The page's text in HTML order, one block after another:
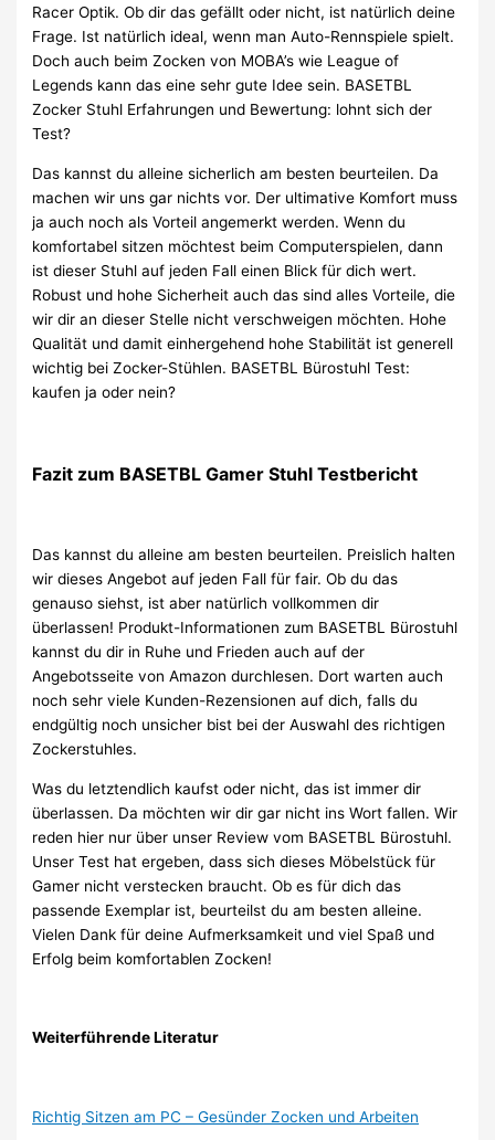
Racer Optik. Ob dir das gefällt oder nicht, ist natürlich deine
Frage. Ist natürlich ideal, wenn man Auto-Rennspiele spielt.
Doch auch beim Zocken von MOBA’s wie League of
Legends kann das eine sehr gute Idee sein. BASETBL
Zocker Stuhl Erfahrungen und Bewertung: lohnt sich der
Test?
Das kannst du alleine sicherlich am besten beurteilen. Da
machen wir uns gar nichts vor. Der ultimative Komfort muss
ja auch noch als Vorteil angemerkt werden. Wenn du
komfortabel sitzen möchtest beim Computerspielen, dann
ist dieser Stuhl auf jeden Fall einen Blick für dich wert.
Robust und hohe Sicherheit auch das sind alles Vorteile, die
wir dir an dieser Stelle nicht verschweigen möchten. Hohe
Qualität und damit einhergehend hohe Stabilität ist generell
wichtig bei Zocker-Stühlen. BASETBL Bürostuhl Test:
kaufen ja oder nein?
Fazit zum BASETBL Gamer Stuhl Testbericht
Das kannst du alleine am besten beurteilen. Preislich halten
wir dieses Angebot auf jeden Fall für fair. Ob du das
genauso siehst, ist aber natürlich vollkommen dir
überlassen! Produkt-Informationen zum BASETBL Bürostuhl
kannst du dir in Ruhe und Frieden auch auf der
Angebotsseite von Amazon durchlesen. Dort warten auch
noch sehr viele Kunden-Rezensionen auf dich, falls du
endgültig noch unsicher bist bei der Auswahl des richtigen
Zockerstuhles.
Was du letztendlich kaufst oder nicht, das ist immer dir
überlassen. Da möchten wir dir gar nicht ins Wort fallen. Wir
reden hier nur über unser Review vom BASETBL Bürostuhl.
Unser Test hat ergeben, dass sich dieses Möbelstück für
Gamer nicht verstecken braucht. Ob es für dich das
passende Exemplar ist, beurteilst du am besten alleine.
Vielen Dank für deine Aufmerksamkeit und viel Spaß und
Erfolg beim komfortablen Zocken!
Weiterführende Literatur
Richtig Sitzen am PC – Gesünder Zocken und Arbeiten